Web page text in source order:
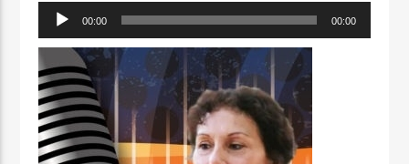
Lecteur 00:00 00:00